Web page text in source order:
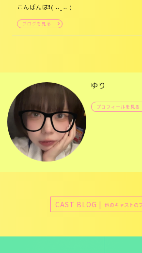
こんばんは❗️( ᴗ ̫ ᴗ )
ブログを見る
ゆり
プロフィールを見る
CAST BLOG | 他のキャストの